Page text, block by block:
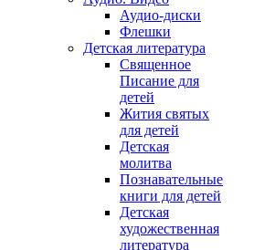
Аудио-диски
Флешки
Детская литература
Священное
Писание для
детей
Жития святых
для детей
Детская
молитва
Познавательные
книги для детей
Детская
художественная
литература